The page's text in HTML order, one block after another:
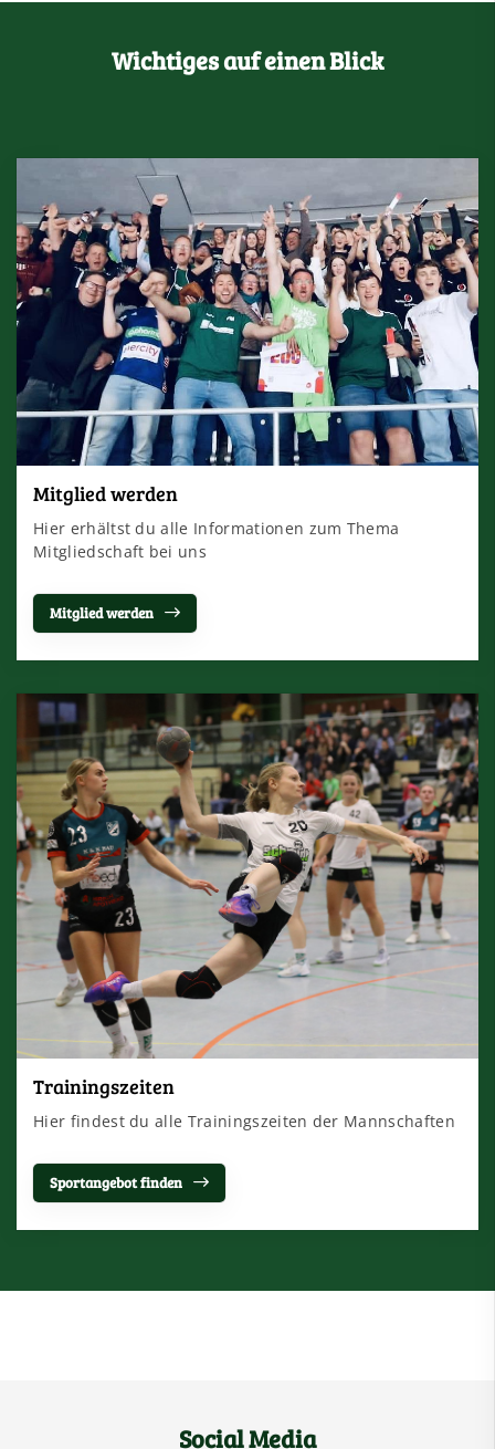
Wichtiges auf einen Blick
Mitglied werden
Hier erhältst du alle Informationen zum Thema
Mitgliedschaft bei uns
Mitglied werden
Trainingszeiten
Hier findest du alle Trainingszeiten der Mannschaften
Sportangebot finden
Social Media